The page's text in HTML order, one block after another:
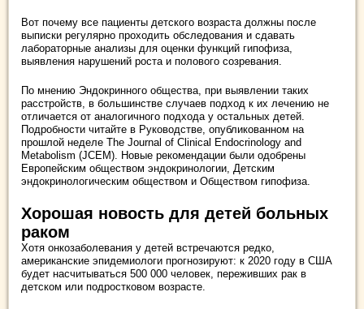
Вот почему все пациенты детского возраста должны после
выписки регулярно проходить обследования и сдавать
лабораторные анализы для оценки функций гипофиза,
выявления нарушений роста и полового созревания.
По мнению Эндокринного общества, при выявлении таких
расстройств, в большинстве случаев подход к их лечению не
отличается от аналогичного подхода у остальных детей.
Подробности читайте в Руководстве, опубликованном на
прошлой неделе The Journal of Clinical Endocrinology and
Metabolism (JCEM). Новые рекомендации были одобрены
Европейским обществом эндокринологии, Детским
эндокринологическим обществом и Обществом гипофиза.
Хорошая новость для детей больных
раком
Хотя онкозаболевания у детей встречаются редко,
американские эпидемиологи прогнозируют: к 2020 году в США
будет насчитываться 500 000 человек, переживших рак в
детском или подростковом возрасте.